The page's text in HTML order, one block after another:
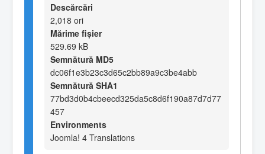
Descărcări
2,018 ori
Mărime fișier
529.69 kB
Semnătură MD5
dc06f1e3b23c3d65c2bb89a9c3be4abb
Semnătură SHA1
77bd3d0b4cbeecd325da5c8d6f190a87d7d77
457
Environments
Joomla! 4 Translations